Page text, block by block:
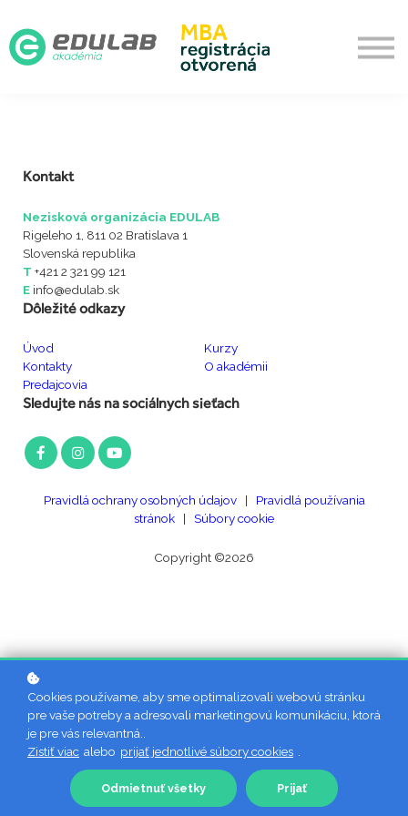
Aktualizačné
O akadémii
Kontakt
Nezisková organizácia EDULAB
Rigeleho 1, 811 02 Bratislava 1
Slovenská republika
T +421 2 321 99 121
E info@edulab.sk
Dôležité odkazy
Úvod
Kurzy
Kontakty
O akadémii
Predajcovia
Sledujte nás na sociálnych sieťach
Pravidlá ochrany osobných údajov| Pravidlá používania
stránok | Súbory cookie
Copyright ©2026
Cookies používame, aby sme optimalizovali webovú stránku
pre vaše potreby a adresovali marketingovú komunikáciu, ktorá
je pre vás relevantná..
Zistiť viac alebo prijať jednotlivé súbory cookies
Odmietnuť všetky Prijať